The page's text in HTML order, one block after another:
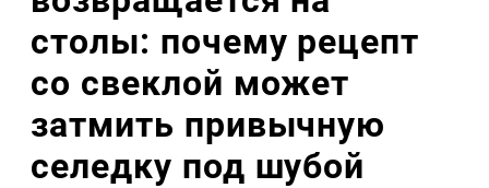
столы: почему рецепт
со свеклой может
затмить привычную
селедку под шубой